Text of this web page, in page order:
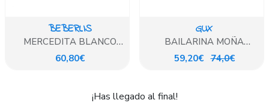
BEBERLIS
MERCEDITA BLANCO
NACARADO
60,80€
GUX
BAILARINA MOÑA
C/PERLAS
59,20€ 74,0€
¡Has llegado al final!